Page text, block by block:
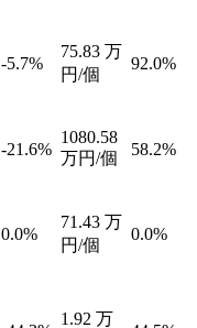
-5.7%
75.83 万
円/個
92.0%
-21.6%
1080.58
万円/個
58.2%
0.0%
71.43 万
円/個
0.0%
1.92 万